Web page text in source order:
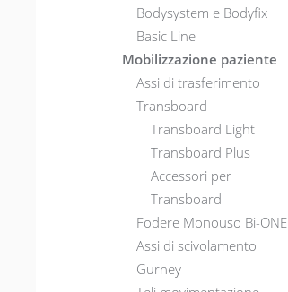
Bodysystem e Bodyfix
Basic Line
Mobilizzazione paziente
Assi di trasferimento
Transboard
Transboard Light
Transboard Plus
Accessori per
Transboard
Fodere Monouso Bi-ONE
Assi di scivolamento
Gurney